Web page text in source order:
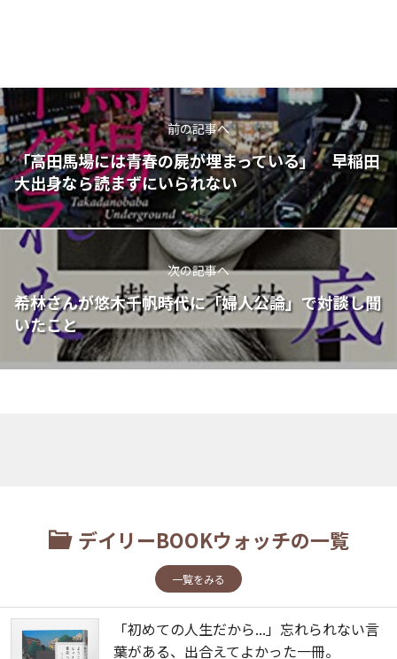
前の記事へ
「高田馬場には青春の屍が埋まっている」 早稲田
大出身なら読まずにいられない
次の記事へ
希林さんが悠木千帆時代に「婦人公論」で対談し聞
いたこと
デイリーBOOKウォッチの一覧
一覧をみる
「初めての人生だから...」忘れられない言
葉がある、出合えてよかった一冊。